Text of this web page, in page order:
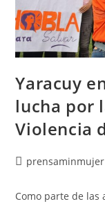
Yaracuy
lucha por
Violencia
prensaminmujer
Como parte de las